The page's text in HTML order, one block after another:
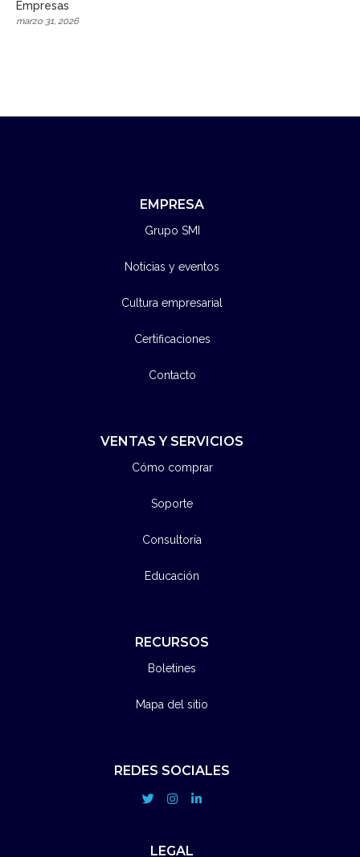
Empresas
marzo 31, 2026
EMPRESA
Grupo SMI
Noticias y eventos
Cultura empresarial
Certificaciones
Contacto
VENTAS Y SERVICIOS
Cómo comprar
Soporte
Consultoría
Educación
RECURSOS
Boletines
Mapa del sitio
REDES SOCIALES
LEGAL